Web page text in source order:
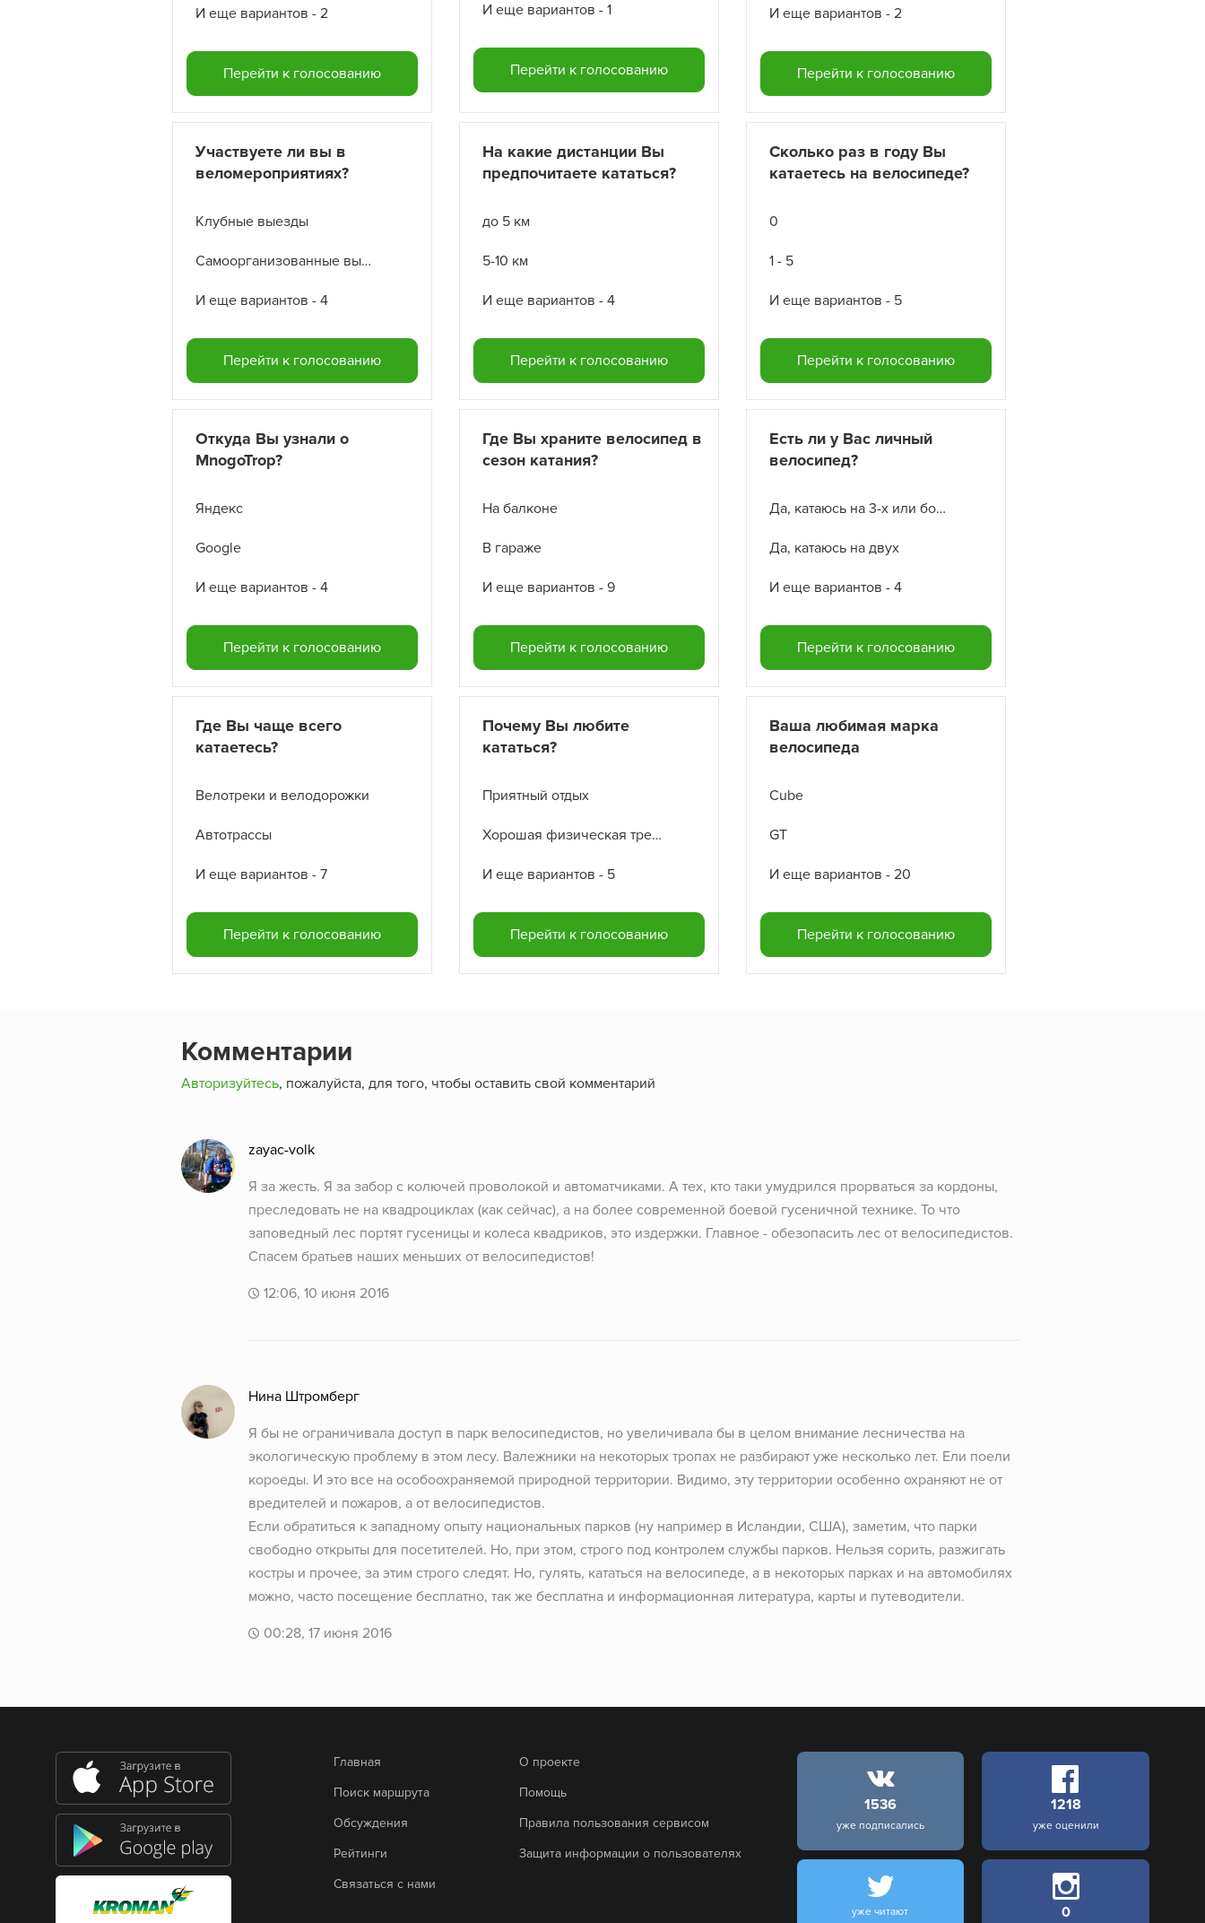
И еще вариантов - 2
Перейти к голосованию
И еще вариантов - 1
Перейти к голосованию
И еще вариантов - 2
Перейти к голосованию
Участвуете ли вы в
веломероприятиях?
Клубные выезды
Самоорганизованные выезды
И еще вариантов - 4
Перейти к голосованию
На какие дистанции Вы
предпочитаете кататься?
до 5 км
5-10 км
И еще вариантов - 4
Перейти к голосованию
Сколько раз в году Вы
катаетесь на велосипеде?
0
1 - 5
И еще вариантов - 5
Перейти к голосованию
Откуда Вы узнали о
MnogoTrop?
Яндекс
Google
И еще вариантов - 4
Перейти к голосованию
Где Вы храните велосипед в
сезон катания?
На балконе
В гараже
И еще вариантов - 9
Перейти к голосованию
Есть ли у Вас личный
велосипед?
Да, катаюсь на 3-х или более
Да, катаюсь на двух
И еще вариантов - 4
Перейти к голосованию
Где Вы чаще всего
катаетесь?
Велотреки и велодорожки
Автотрассы
И еще вариантов - 7
Перейти к голосованию
Почему Вы любите
кататься?
Приятный отдых
Хорошая физическая тренировка
И еще вариантов - 5
Перейти к голосованию
Ваша любимая марка
велосипеда
Cube
GT
И еще вариантов - 20
Перейти к голосованию
Комментарии
Авторизуйтесь, пожалуйста, для того, чтобы оставить свой комментарий
zayac-volk
Я за жесть. Я за забор с колючей проволокой и автоматчиками. А тех, кто таки умудрился прорваться за кордоны,
преследовать не на квадроциклах (как сейчас), а на более современной боевой гусеничной технике. То что
заповедный лес портят гусеницы и колеса квадриков, это издержки. Главное - обезопасить лес от велосипедистов.
Спасем братьев наших меньших от велосипедистов!
12:06, 10 июня 2016
Нина Штромберг
Я бы не ограничивала доступ в парк велосипедистов, но увеличивала бы в целом внимание лесничества на
экологическую проблему в этом лесу. Валежники на некоторых тропах не разбирают уже несколько лет. Ели поели
короеды. И это все на особоохраняемой природной территории. Видимо, эту территории особенно охраняют не от
вредителей и пожаров, а от велосипедистов.
Если обратиться к западному опыту национальных парков (ну например в Исландии, США), заметим, что парки
свободно открыты для посетителей. Но, при этом, строго под контролем службы парков. Нельзя сорить, разжигать
костры и прочее, за этим строго следят. Но, гулять, кататься на велосипеде, а в некоторых парках и на автомобилях
можно, часто посещение бесплатно, так же бесплатна и информационная литература, карты и путеводители.
00:28, 17 июня 2016
Главная
Поиск маршрута
Обсуждения
Рейтинги
Связаться с нами
О проекте
Помощь
Правила пользования сервисом
Защита информации о пользователях
1536
уже подписались
1218
уже оценили
уже читают 0